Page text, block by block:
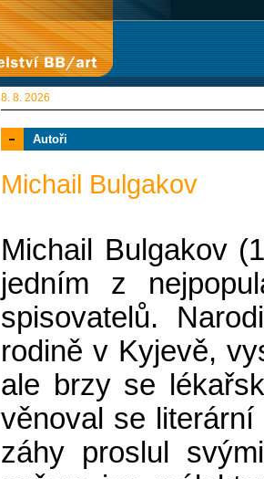
8. 8. 2026
Autoři
Michail Bulgakov
Michail Bulgakov
jedním z
spisovatelů.
rodině v Kyjevě,
ale brzy se
věnoval se
záhy proslul